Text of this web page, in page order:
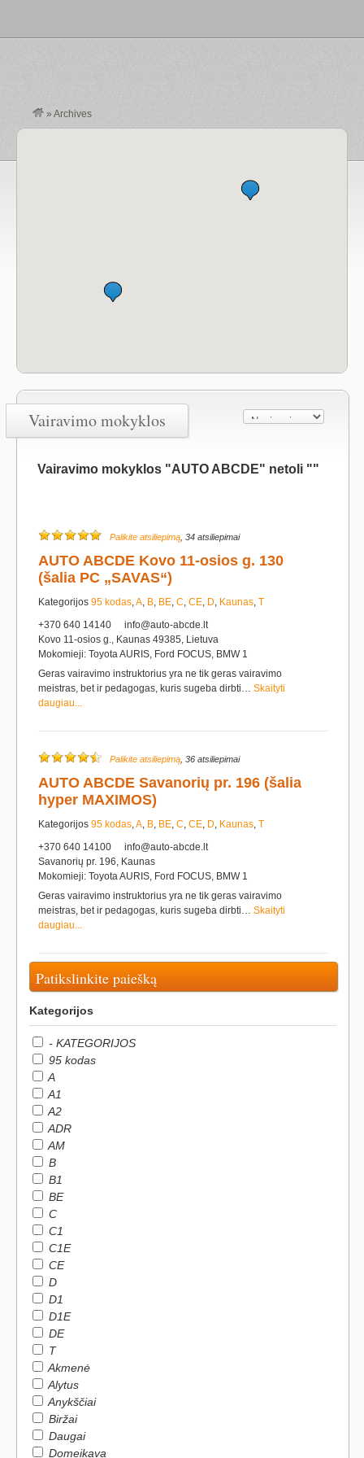
»Archives
Vairavimo mokyklos
Vairavimo mokyklos "AUTO ABCDE" netoli ""
Palikite atsiliepimą , 34 atsiliepimai
AUTO ABCDE Kovo 11-osios g. 130
(šalia PC „SAVAS“)
Kategorijos 95 kodas,A, B, BE, C, CE, D, Kaunas, T
+370 640 14140
info@auto-abcde.lt
Kovo 11-osios g., Kaunas 49385, Lietuva
Mokomieji: Toyota AURIS, Ford FOCUS, BMW 1
Geras vairavimo instruktorius yra ne tik geras vairavimo
meistras, bet ir pedagogas, kuris sugeba dirbti… Skaityti
daugiau...
Palikite atsiliepimą , 36 atsiliepimai
AUTO ABCDE Savanorių pr. 196 (šalia
hyper MAXIMOS)
Kategorijos 95 kodas,A, B, BE, C, CE, D, Kaunas, T
+370 640 14100
info@auto-abcde.lt
Savanorių pr. 196, Kaunas
Mokomieji: Toyota AURIS, Ford FOCUS, BMW 1
Geras vairavimo instruktorius yra ne tik geras vairavimo
meistras, bet ir pedagogas, kuris sugeba dirbti… Skaityti
daugiau...
Patikslinkite paiešką
Kategorijos
- KATEGORIJOS
95 kodas
A
A1
A2
ADR
AM
B
B1
BE
C
C1
C1E
CE
D
D1
D1E
DE
T
Akmenė
Alytus
Anykščiai
Biržai
Daugai
Domeikava